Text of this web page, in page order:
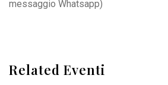
messaggio Whatsapp)
Related Eventi